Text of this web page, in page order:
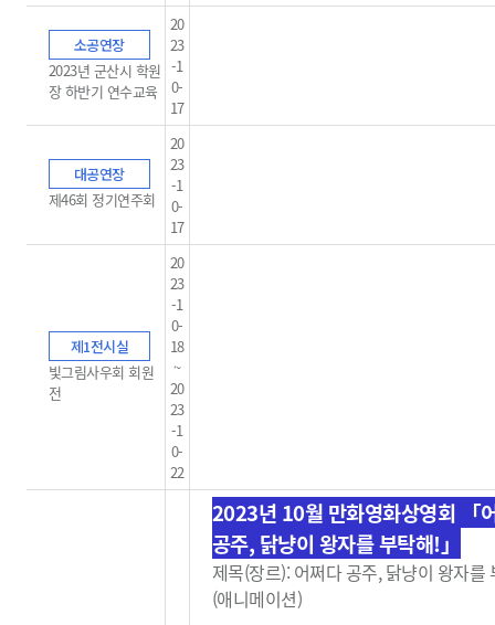
소공연장
2023년 군산시 학원
장 하반기 연수교육
20
23
-1
0-
17
대공연장
제46회 정기연주회
20
23
-1
0-
17
제1전시실
빛그림사우회 회원
전
20
23
-1
0-
18
~
20
23
-1
0-
22
2023년 10월 만화영화상영회
「
공주, 닭냥이 왕자를 부탁해!」
제목(장르): 어쩌다 공주, 닭냥이 왕자를
(애니메이션)